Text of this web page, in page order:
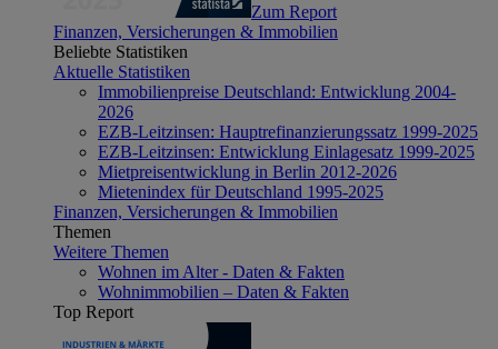
Zum Report
Finanzen, Versicherungen & Immobilien
Beliebte Statistiken
Aktuelle Statistiken
Immobilienpreise Deutschland: Entwicklung 2004-
2026
EZB-Leitzinsen: Hauptrefinanzierungssatz 1999-2025
EZB-Leitzinsen: Entwicklung Einlagesatz 1999-2025
Mietpreisentwicklung in Berlin 2012-2026
Mietenindex für Deutschland 1995-2025
Finanzen, Versicherungen & Immobilien
Themen
Weitere Themen
Wohnen im Alter - Daten & Fakten
Wohnimmobilien – Daten & Fakten
Top Report